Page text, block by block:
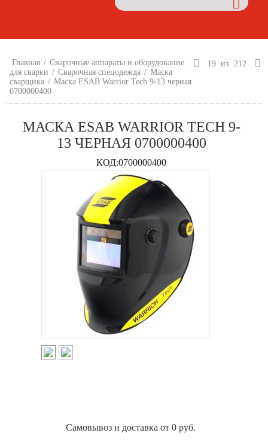
Главная / Сварочные аппараты и оборудование
для сварки / Сварочная спецодежда / Маска
сварщика / Маска ESAB Warrior Tech 9-13 черная
0700000400
19 из 212
МАСКА ESAB WARRIOR TECH 9-
13 ЧЕРНАЯ 0700000400
КОД:0700000400
Самовывоз и доставка от 0 руб.